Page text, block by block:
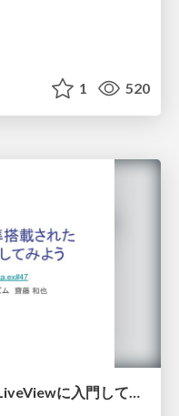
1 520
Phoenix1.6で標準搭載されたLiveViewに入門してみよう